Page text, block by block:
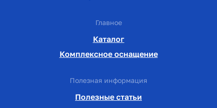
Главное
Каталог
Комплексное оснащение
Полезная информация
Полезные статьи